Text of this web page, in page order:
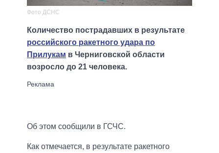
Фото ДСНС
Количество пострадавших в результате
российского ракетного удара по
Прилукам в Черниговской области
возросло до 21 человека.
Об этом сообщили в ГСЧС.
Как отмечается, в результате ракетного